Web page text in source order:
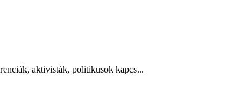
aktivisták, politikusok kapcs...